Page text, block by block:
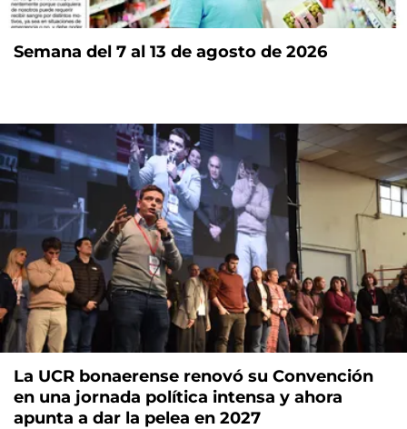
Semana del 7 al 13 de agosto de 2026
La UCR bonaerense renovó su Convención
en una jornada política intensa y ahora
apunta a dar la pelea en 2027